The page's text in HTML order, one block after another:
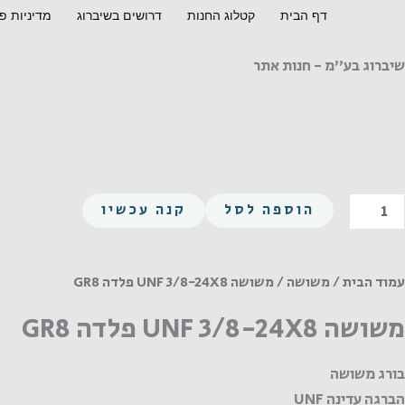
דף הבית קטלוג החנות דרושים בשיברוג מדיניות
שיברוג בע"מ - חנות אתר
כמות
של
UNF
24X8
GR8
הוספה לסל קנה עכשיו
עמוד הבית/משושה/ משושה UNF 3/8-24X8 פלדה GR8
משושה UNF 3/8-24X8 פלדה GR8
בורג משושה
הברגה עדינה UNF